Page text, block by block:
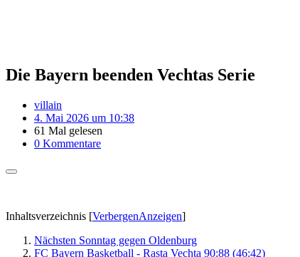
Die Bayern beenden Vechtas Serie
villain
4. Mai 2026 um 10:38
61 Mal gelesen
0 Kommentare
Inhaltsverzeichnis [VerbergenAnzeigen]
Nächsten Sonntag gegen Oldenburg
FC Bayern Basketball - Rasta Vechta 90:88 (46:42)